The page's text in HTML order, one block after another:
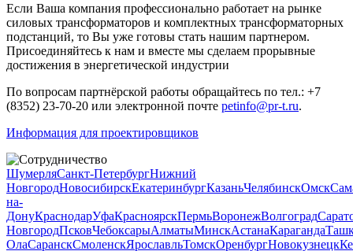
Если Ваша компания профессионально работает на рынке
силовых трансформаторов и комплектных трансформаторных
подстанций, то Вы уже готовы стать нашим партнером.
Присоединяйтесь к нам и вместе мы сделаем прорывные
достижения в энергетической индустрии
По вопросам партнёрской работы обращайтесь по тел.: +7
(8352) 23-70-20 или электронной почте petinfo@pr-t.ru.
Информация для проектировщиков
ШумерляСанкт-ПетербургНижний
НовгородНовосибирскЕкатеринбургКазаньЧелябинскОмск
на-
ДонуКраснодарУфаКрасноярскПермьВоронежВолгоград
НовгородПсковЧебоксарыАлматыМинскАстанаКараганда
ОлаСаранскСмоленскЯрославльТомскОренбургНовокузнецк